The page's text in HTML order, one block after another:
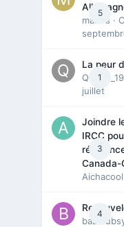
5
maries ·
1
La peur
juillet
3
Joindre
IRCC
Canada-
Aichacool
4